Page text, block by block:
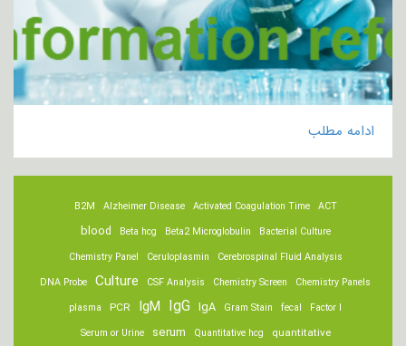
ادامه مطلب
ACT
Activated Coagulation Time
Alzheimer Disease
B2M
Bacterial Culture
Beta2 Microglobulin
Beta hcg
blood
Cerebrospinal Fluid Analysis
Ceruloplasmin
Chemistry Panel
Chemistry Panels
Chemistry Screen
CSF Analysis
Culture
DNA Probe
Factor I
fecal
Gram Stain
IgA
IgG
IgM
PCR
plasma
quantitative
Quantitative hcg
serum
Serum or Urine